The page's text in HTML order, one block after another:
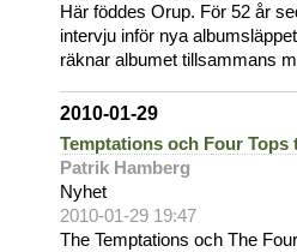
Här föddes Orup. För 52 år
intervju inför nya
räknar albumet tillsammans
2010-01-29
Temptations och Four Tops
Patrik Hamberg
Nyhet
2010-01-29 19:47
The Temptations och The